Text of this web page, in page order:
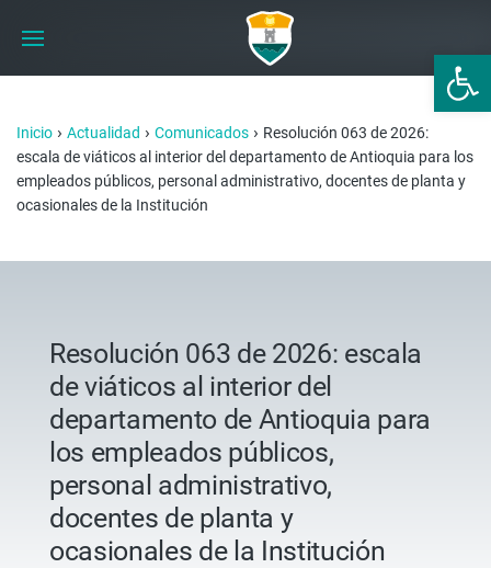
Abrir
Inicio › Actualidad › Comunicados › Resolución 063 de 2026:
escala de viáticos al interior del departamento de Antioquia para los
empleados públicos, personal administrativo, docentes de planta y
ocasionales de la Institución
Resolución 063 de 2026: escala
de viáticos al interior del
departamento de Antioquia para
los empleados públicos,
personal administrativo,
docentes de planta y
ocasionales de la Institución